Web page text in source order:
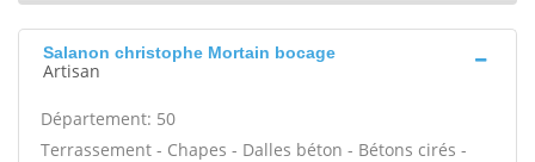
Salanon christophe Mortain bocage
Artisan
Département: 50
Terrassement - Chapes - Dalles béton - Bétons cirés -